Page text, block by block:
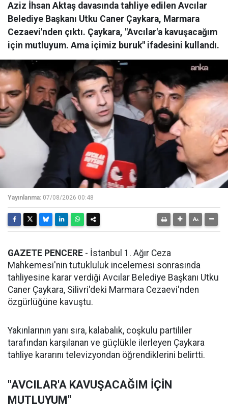
Aziz İhsan Aktaş davasında tahliye edilen Avcılar
Belediye Başkanı Utku Caner Çaykara, Marmara
Cezaevi'nden çıktı. Çaykara, "Avcılar'a kavuşacağım
için mutluyum. Ama içimiz buruk" ifadesini kullandı.
Yayınlanma: 07/08/2026 00:48
GAZETE PENCERE - İstanbul 1. Ağır Ceza
Mahkemesi'nin tutukluluk incelemesi sonrasında
tahliyesine karar verdiği Avcılar Belediye Başkanı Utku
Caner Çaykara, Silivri'deki Marmara Cezaevi'nden
özgürlüğüne kavuştu.
Yakınlarının yanı sıra, kalabalık, coşkulu partililer
tarafından karşılanan ve güçlükle ilerleyen Çaykara
tahliye kararını televizyondan öğrendiklerini belirtti.
"AVCILAR'A KAVUŞACAĞIM İÇİN
MUTLUYUM"